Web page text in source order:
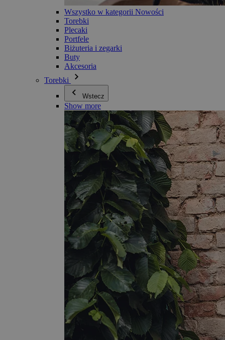
Wszystko w kategorii Nowości
Torebki
Plecaki
Portfele
Biżuteria i zegarki
Buty
Akcesoria
Torebki
Wstecz
Show more